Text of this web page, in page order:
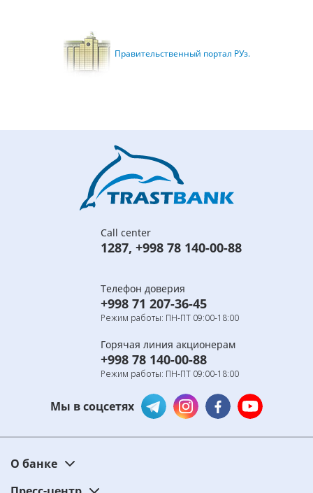
Правительственный портал РУз.
Call center
1287, +998 78 140-00-88
Телефон доверия
+998 71 207-36-45
Режим работы: ПН-ПТ 09:00-18:00
Горячая линия акционерам
+998 78 140-00-88
Режим работы: ПН-ПТ 09:00-18:00
Мы в соцсетях
О банке